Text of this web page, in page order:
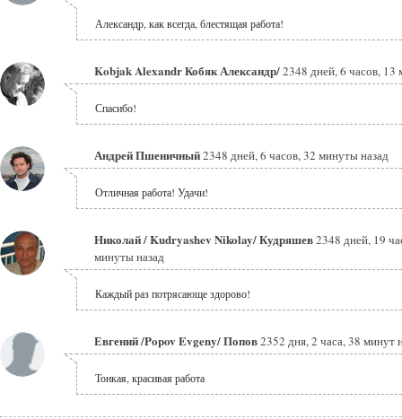
Александр, как всегда, блестящая работа!
Kobjak Alexandr Кобяк Александр/2348 дней, 6 часов, 13
Спасибо!
Андрей Пшеничный2348 дней, 6 часов, 32 минуты назад
Отличная работа! Удачи!
Николай / Kudryashev Nikolay/ Кудряшев2348 дней, 19
минуты назад
Каждый раз потрясающе здорово!
Евгений /Popov Evgeny/ Попов2352 дня, 2 часа, 38 минут
Тонкая, красивая работа